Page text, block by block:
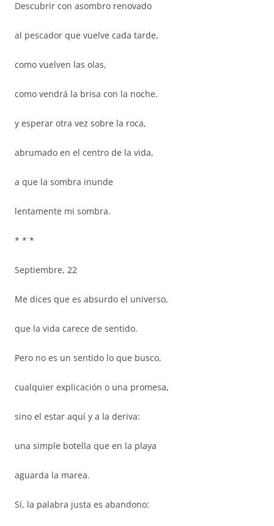
Descubrir con asombro renovado
al pescador que vuelve cada tarde,
como vuelven las olas,
como vendrá la brisa con la noche.
y esperar otra vez sobre la roca,
abrumado en el centro de la vida,
a que la sombra inunde
lentamente mi sombra.
* * *
Septiembre, 22
Me dices que es absurdo el universo,
que la vida carece de sentido.
Pero no es un sentido lo que busco,
cualquier explicación o una promesa,
sino el estar aquí y a la deriva:
una simple botella que en la playa
aguarda la marea.
Sí, la palabra justa es abandono: